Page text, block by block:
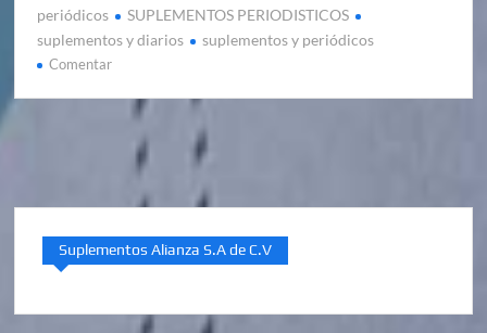
periódicos
SUPLEMENTOS PERIODISTICOS
suplementos y diarios
suplementos y periódicos
Comentaren
especial
2022
Suplementos Alianza S.A de C.V